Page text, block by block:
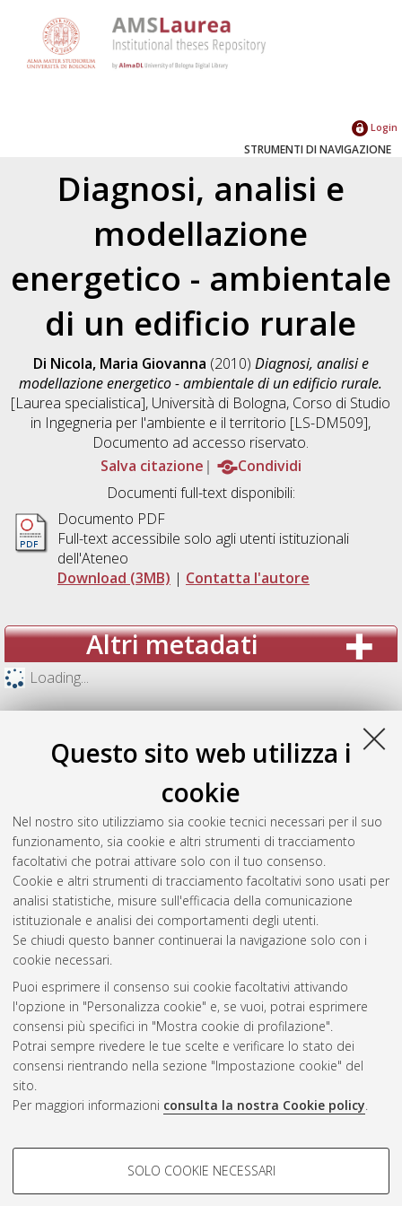
Questo sito web utilizza i
cookie
Nel nostro sito utilizziamo sia cookie tecnici necessari per il suo
funzionamento, sia cookie e altri strumenti di tracciamento
facoltativi che potrai attivare solo con il tuo consenso.
Cookie e altri strumenti di tracciamento facoltativi sono usati per
analisi statistiche, misure sull'efficacia della comunicazione
istituzionale e analisi dei comportamenti degli utenti.
Se chiudi questo banner continuerai la navigazione solo con i
cookie necessari.
Puoi esprimere il consenso sui cookie facoltativi attivando
l'opzione in "Personalizza cookie" e, se vuoi, potrai esprimere
consensi più specifici in "Mostra cookie di profilazione".
Potrai sempre rivedere le tue scelte e verificare lo stato dei
consensi rientrando nella sezione "Impostazione cookie" del
sito.
Per maggiori informazioni consulta la nostra Cookie policy.
COOKIE DI PROFILAZIONE -
SOLO COOKIE NECESSARI
Login
STRUMENTI DI NAVIGAZIONE
Diagnosi, analisi e
modellazione
energetico - ambientale
di un edificio rurale
Di Nicola, Maria Giovanna (2010) Diagnosi, analisi e
modellazione energetico - ambientale di un edificio rurale.
[Laurea specialistica], Università di Bologna, Corso di Studio
in Ingegneria per l'ambiente e il territorio [LS-DM509],
Documento ad accesso riservato.
Salva citazione
Condividi
Documenti full-text disponibili:
Documento PDF
Full-text accessibile solo agli utenti istituzionali
dell'Ateneo
Download (3MB) | Contatta l'autore
Altri metadati
Loading...
Gestione del documento:
Atom
Rss 1.0
Rss 2.0
AMS Laurea
Impostazioni Cookie
Informativa sulla privacy
Condizioni d’uso del sito